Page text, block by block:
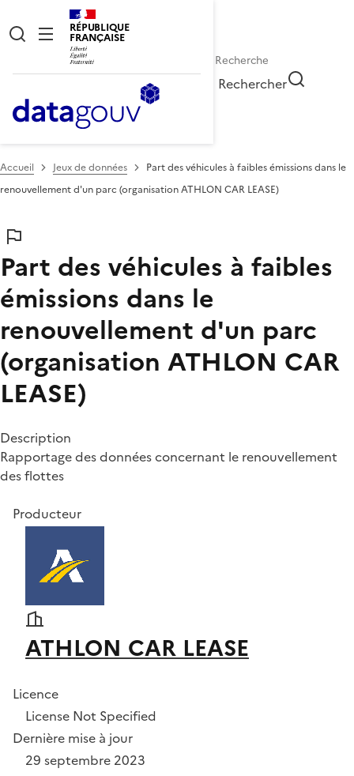
RÉPUBLIQUE
FRANÇAISE
Rechercher
Accueil Jeux de données
Part des véhicules à faibles émissions dans le
renouvellement d'un parc (organisation ATHLON CAR LEASE)
Part des véhicules à faibles
émissions dans le
renouvellement d'un parc
(organisation ATHLON CAR
LEASE)
Description
Rapportage des données concernant le renouvellement
des flottes
Producteur
ATHLON CAR LEASE
Licence
License Not Specified
Dernière mise à jour
29 septembre 2023